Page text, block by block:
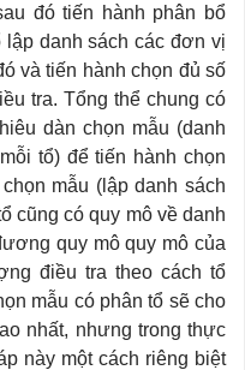
đó tiến hành phân bổ
lập danh sách các đơn vị
và tiến hành chọn đủ số
tra. Tổng thể chung có
dàn chọn mẫu (danh
tổ) để tiến hành chọn
mẫu (lập danh sách
cũng có quy mô về danh
quy mô quy mô của
điều tra theo cách tổ
mẫu có phân tổ sẽ cho
nhất, nhưng trong thực
này một cách riêng biệt